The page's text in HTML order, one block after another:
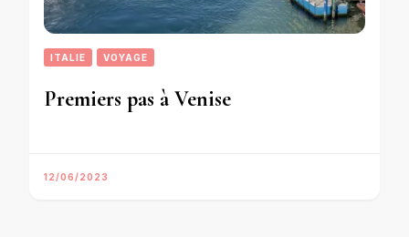
ITALIE VOYAGE
Premiers pas à Venise
12/06/2023